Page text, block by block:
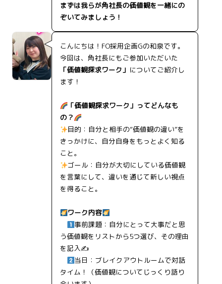
まずは我らが角社長の価値観を一緒にの
ぞいてみましょう！
こんにちは！FO採用企画Gの和泉です。
今回は、角社長にもご参加いただいた
「価値観探求ワーク」 についてご紹介し
ます！
「価値観探求ワーク」ってどんなも
の？
目的：自分と相手の“価値観の違い”を
きっかけに、自分自身をもっとよく知る
こと。
ゴール：自分が大切にしている価値観
を言葉にして、違いを通じて新しい視点
を得ること。
ワーク内容
事前課題：自分にとって大事だと思
う価値観をリストから5つ選び、その理由
を記入✍
当日：ブレイクアウトルームで対話
タイム！（価値観についてじっくり語り